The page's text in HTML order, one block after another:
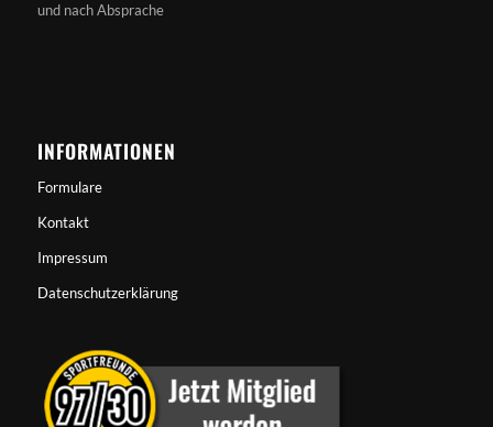
und nach Absprache
INFORMATIONEN
Formulare
Kontakt
Impressum
Datenschutzerklärung